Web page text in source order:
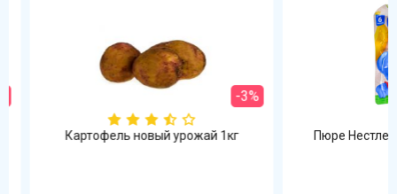
-3%
Картофель новый урожай 1кг Пюре Нестле